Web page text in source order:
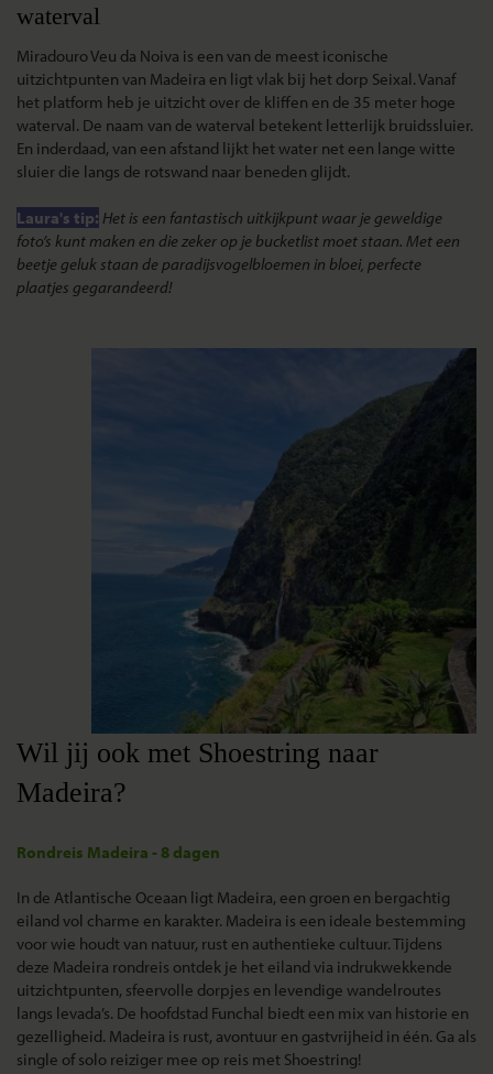
waterval
Miradouro Veu da Noiva is een van de meest iconische
uitzichtpunten van Madeira en ligt vlak bij het dorp Seixal. Vanaf
het platform heb je uitzicht over de kliffen en de 35 meter hoge
waterval. De naam van de waterval betekent letterlijk bruidssluier.
En inderdaad, van een afstand lijkt het water net een lange witte
sluier die langs de rotswand naar beneden glijdt.
Laura's tip: Het is een fantastisch uitkijkpunt waar je geweldige
foto’s kunt maken en die zeker op je bucketlist moet staan. Met een
beetje geluk staan de paradijsvogelbloemen in bloei, perfecte
plaatjes gegarandeerd!
Wil jij ook met Shoestring naar
Madeira?
Rondreis Madeira - 8 dagen
In de Atlantische Oceaan ligt Madeira, een groen en bergachtig
eiland vol charme en karakter. Madeira is een ideale bestemming
voor wie houdt van natuur, rust en authentieke cultuur. Tijdens
deze Madeira rondreis ontdek je het eiland via indrukwekkende
uitzichtpunten, sfeervolle dorpjes en levendige wandelroutes
langs levada’s. De hoofdstad Funchal biedt een mix van historie en
gezelligheid. Madeira is rust, avontuur en gastvrijheid in één. Ga als
single of solo reiziger mee op reis met Shoestring!